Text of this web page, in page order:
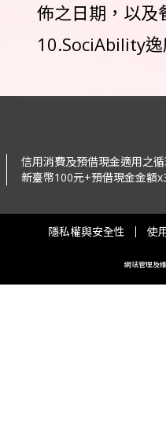
佈之日期，以及
10.SociAbility
信用消費及預借現金適用之循
新臺幣100元+預借現金金額
隱私權與安全性 使
網站管理及